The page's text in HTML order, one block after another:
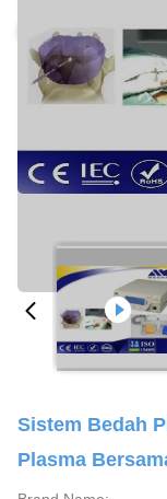
Sistem Bedah
Plasma